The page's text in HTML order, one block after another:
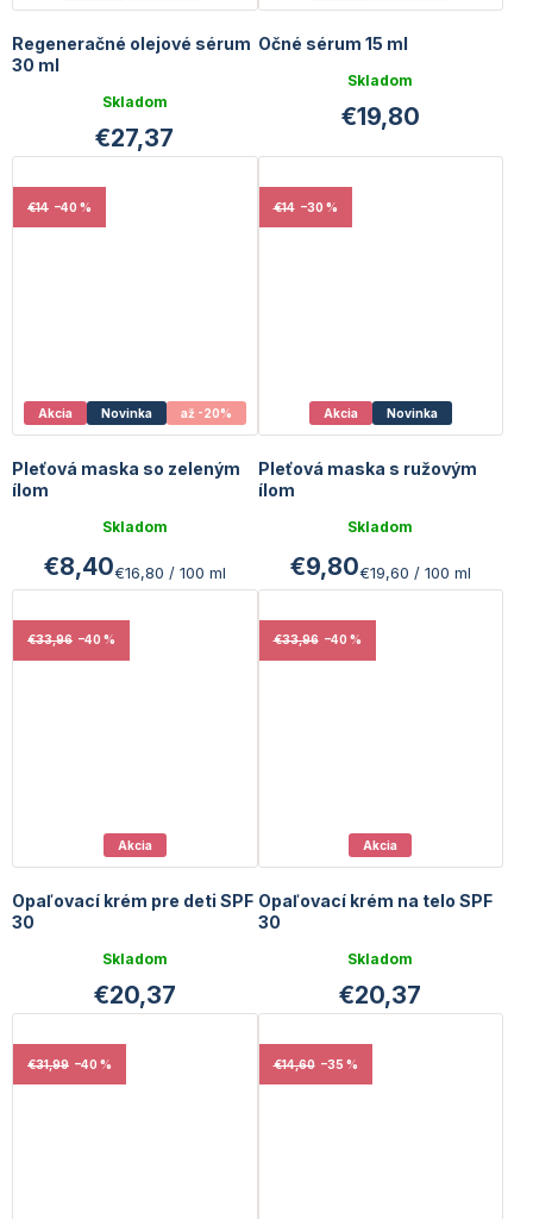
Regeneračné olejové sérum
30 ml
Skladom
€27,37
Očné sérum 15 ml
Skladom
€19,80
Akcia Novinka až -20%
€14 –40 %
Pleťová maska so zeleným
ílom
Skladom
€8,40Jednotková
cena:
€16,80 / 100 ml
Akcia Novinka
€14 –30 %
Pleťová maska s ružovým
ílom
Skladom
€9,80Jednotková
cena:
€19,60 / 100 ml
Akcia
€33,96 –40 %
Opaľovací krém pre deti SPF
30
Skladom
€20,37
Akcia
€33,96 –40 %
Opaľovací krém na telo SPF
30
Skladom
€20,37
€31,99 –40 % €14,60 –35 %